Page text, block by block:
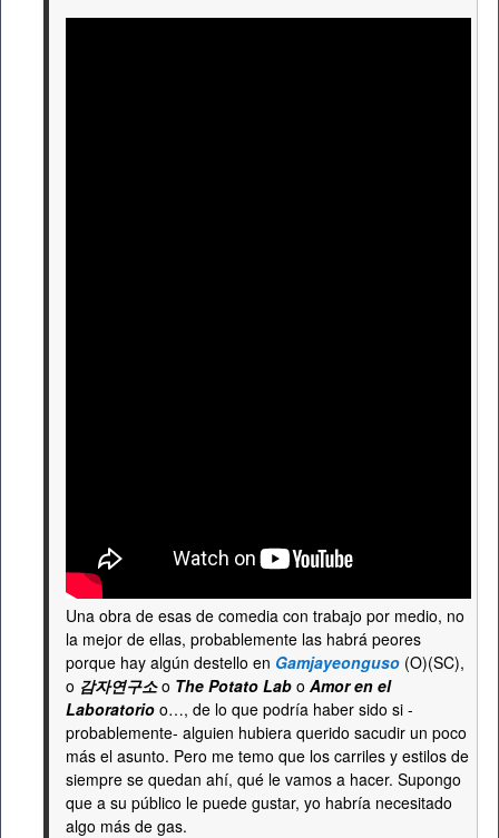
Una obra de esas de comedia con trabajo por medio, no
la mejor de ellas, probablemente las habrá peores
porque hay algún destello en Gamjayeonguso (O)(SC),
o 감자연구소o The Potato Lab o Amor en el
Laboratorio o…, de lo que podría haber sido si -
probablemente- alguien hubiera querido sacudir un poco
más el asunto. Pero me temo que los carriles y estilos de
siempre se quedan ahí, qué le vamos a hacer. Supongo
que a su público le puede gustar, yo habría necesitado
algo más de gas.